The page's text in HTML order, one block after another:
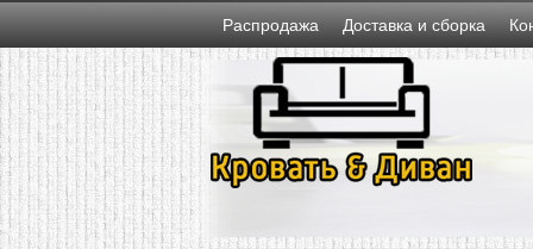
Распродажа Доставка и сборка